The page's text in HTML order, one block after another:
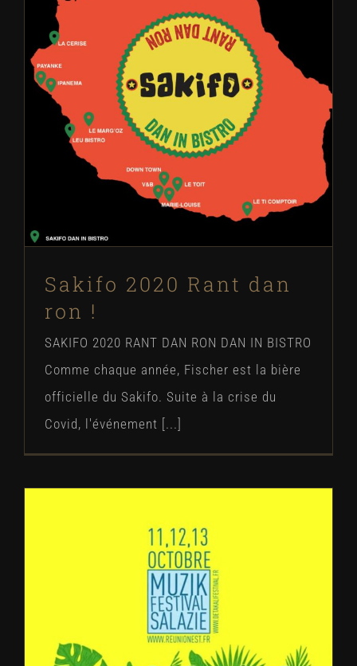
Sakifo 2020 Rant dan ron !
Concerts Évènements Festivals
Sakifo 2020 Rant dan
ron !
SAKIFO 2020 RANT DAN RON DAN IN BISTRO
Comme chaque année, Fischer est la bière
officielle du Sakifo. Suite à la crise du
Covid, l'événement [...]
Fischer Réunion au Détakali Festival